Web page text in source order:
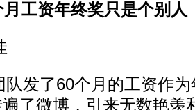
工资年终奖只是个别人
发了60个月的工资作为
了微博，引来无数艳羡